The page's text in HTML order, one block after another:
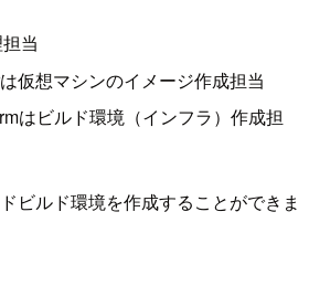
当
仮想マシンのイメージ作成担当
はビルド環境（インフラ）作成担
ビルド環境を作成することができま